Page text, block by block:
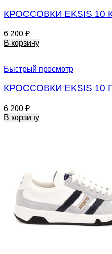
КРОССОВКИ EKSIS 10
6 200 ₽
В корзину
Быстрый просмотр
КРОССОВКИ EKSIS 10
6 200 ₽
В корзину